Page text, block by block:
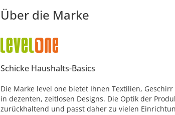
Über die Marke
Schicke Haushalts-Basics
Die Marke level one bietet Ihnen Textilien,
in dezenten, zeitlosen Designs. Die Optik der
zurückhaltend und passt daher zu vielen